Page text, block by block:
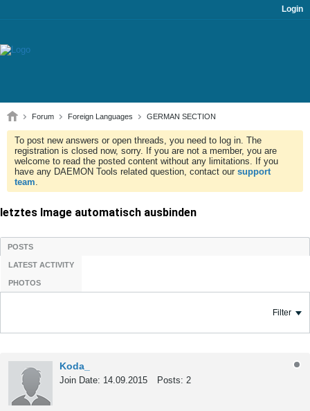
Login
Forum Foreign Languages GERMAN SECTION
To post new answers or open threads, you need to log in. The
registration is closed now, sorry. If you are not a member, you are
welcome to read the posted content without any limitations. If you
have any DAEMON Tools related question, contact our support
team.
letztes Image automatisch ausbinden
POSTS
LATEST ACTIVITY
PHOTOS
Filter
Koda_
Join Date: 14.09.2015 Posts: 2